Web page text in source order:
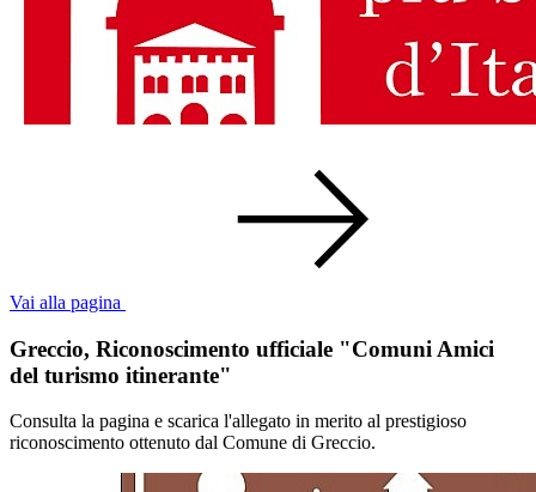
Vai alla pagina
Greccio, Riconoscimento ufficiale "Comuni Amici
del turismo itinerante"
Consulta la pagina e scarica l'allegato in merito al prestigioso
riconoscimento ottenuto dal Comune di Greccio.